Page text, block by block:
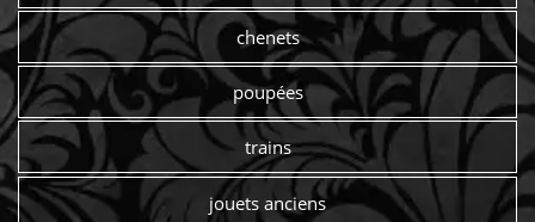
chenets
poupées
trains
jouets anciens